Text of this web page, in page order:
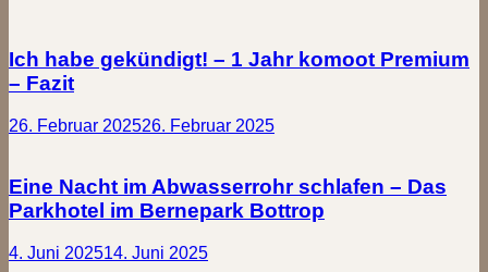
Ich habe gekündigt! – 1 Jahr komoot Premium
– Fazit
26. Februar 202526. Februar 2025
Eine Nacht im Abwasserrohr schlafen – Das
Parkhotel im Bernepark Bottrop
4. Juni 202514. Juni 2025